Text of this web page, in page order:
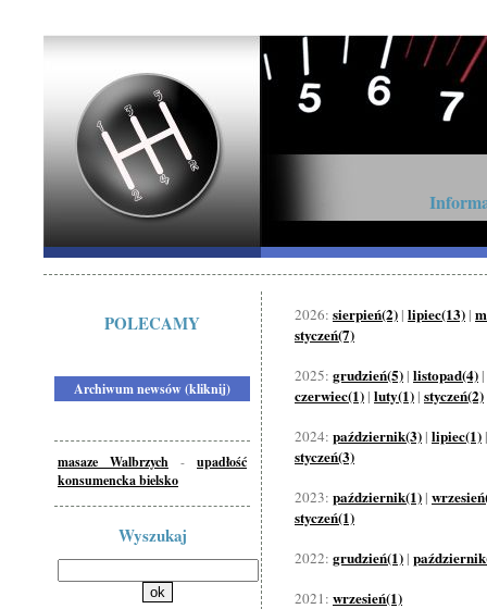
POLECAMY
Archiwum newsów (kliknij)
masaze Walbrzych - upadłość
konsumencka bielsko
Wyszukaj
2026: sierpień(2) | lipiec(13) |
styczeń(7)
2025: grudzień(5) | listopad(4) |
czerwiec(1) | luty(1) | styczeń(2)
2024: październik(3) | lipiec(1)
styczeń(3)
2023: październik(1) |
styczeń(1)
2022: grudzień(1) |
2021: wrzesień(1)